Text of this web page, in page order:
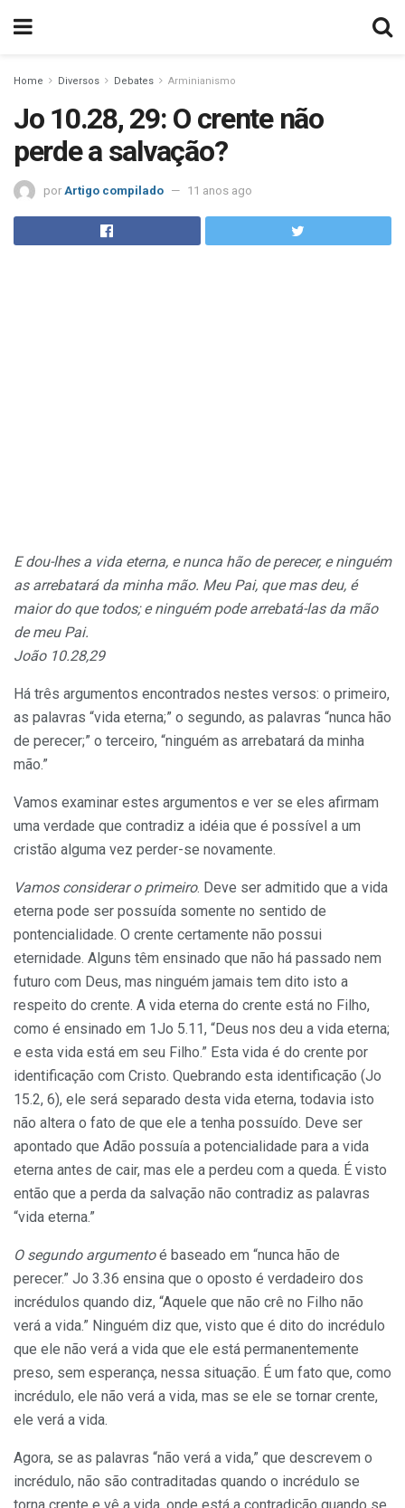
Home Diversos Debates Arminianismo
Jo 10.28, 29: O crente não
perde a salvação?
por Artigo compilado 11 anos ago
E dou-lhes a vida eterna, e nunca hão de perecer, e ninguém
as arrebatará da minha mão. Meu Pai, que mas deu, é
maior do que todos; e ninguém pode arrebatá-las da mão
de meu Pai.
João 10.28,29
Há três argumentos encontrados nestes versos: o primeiro,
as palavras “vida eterna;” o segundo, as palavras “nunca hão
de perecer;” o terceiro, “ninguém as arrebatará da minha
mão.”
Vamos examinar estes argumentos e ver se eles afirmam
uma verdade que contradiz a idéia que é possível a um
cristão alguma vez perder-se novamente.
Vamos considerar o primeiro. Deve ser admitido que a vida
eterna pode ser possuída somente no sentido de
pontencialidade. O crente certamente não possui
eternidade. Alguns têm ensinado que não há passado nem
futuro com Deus, mas ninguém jamais tem dito isto a
respeito do crente. A vida eterna do crente está no Filho,
como é ensinado em 1Jo 5.11, “Deus nos deu a vida eterna;
e esta vida está em seu Filho.” Esta vida é do crente por
identificação com Cristo. Quebrando esta identificação (Jo
15.2, 6), ele será separado desta vida eterna, todavia isto
não altera o fato de que ele a tenha possuído. Deve ser
apontado que Adão possuía a potencialidade para a vida
eterna antes de cair, mas ele a perdeu com a queda. É visto
então que a perda da salvação não contradiz as palavras
“vida eterna.”
O segundo argumentoé baseado em “nunca hão de
perecer.” Jo 3.36 ensina que o oposto é verdadeiro dos
incrédulos quando diz, “Aquele que não crê no Filho não
verá a vida.” Ninguém diz que, visto que é dito do incrédulo
que ele não verá a vida que ele está permanentemente
preso, sem esperança, nessa situação. É um fato que, como
incrédulo, ele não verá a vida, mas se ele se tornar crente,
ele verá a vida.
Agora, se as palavras “não verá a vida,” que descrevem o
incrédulo, não são contraditadas quando o incrédulo se